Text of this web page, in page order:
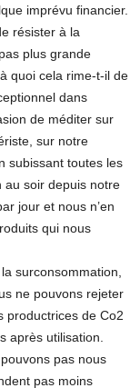
imprévu financier.
résister à la
plus grande
quoi cela rime-t-il de
dans
de méditer sur
sur notre
subissant toutes les
au soir depuis notre
jour et nous n’en
qui nous
surconsommation,
ne pouvons rejeter
productrices de Co2
après utilisation.
pas nous
pas moins